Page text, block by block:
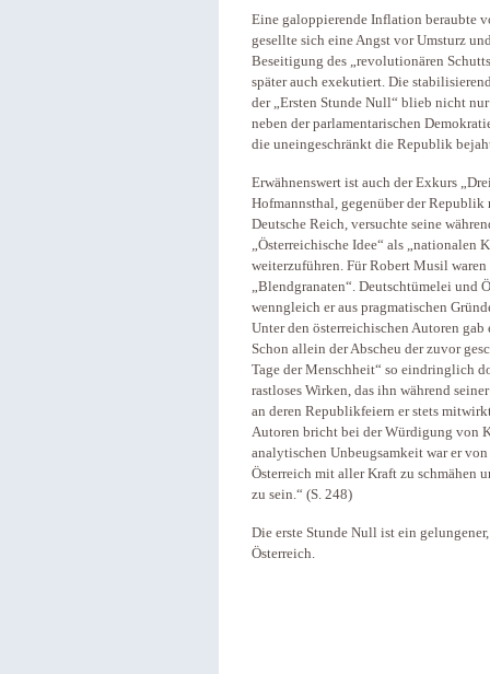
Eine galoppierende Inflation beraubte
gesellte sich eine Angst vor Umsturz
Beseitigung des „revolutionären
später auch exekutiert. Die
der „Ersten Stunde Null“ blieb nicht
neben der parlamentarischen
die uneingeschränkt die Republik
Erwähnenswert ist auch der Exkurs
Hofmannsthal, gegenüber der Republik
Deutsche Reich, versuchte seine
„Österreichische Idee“ als „nationalen
weiterzuführen. Für Robert Musil
„Blendgranaten“. Deutschtümelei und
wenngleich er aus pragmatischen
Unter den österreichischen Autoren
Schon allein der Abscheu der zuvor
Tage der Menschheit“ so eindringlich
rastloses Wirken, das ihn während
an deren Republikfeiern er stets
Autoren bricht bei der Würdigung von
analytischen Unbeugsamkeit war er
Österreich mit aller Kraft zu schmähen
zu sein.“ (S. 248)
Die erste Stunde Null ist ein
Österreich.